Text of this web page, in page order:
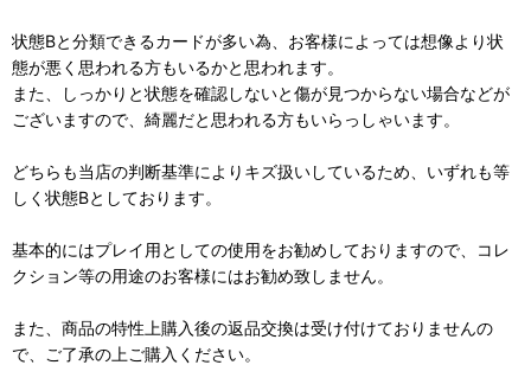
状態Bと分類できるカードが多い為、お客様によっては想像より状
態が悪く思われる方もいるかと思われます。
また、しっかりと状態を確認しないと傷が見つからない場合などが
ございますので、綺麗だと思われる方もいらっしゃいます。
どちらも当店の判断基準によりキズ扱いしているため、いずれも等
しく状態Bとしております。
基本的にはプレイ用としての使用をお勧めしておりますので、コレ
クション等の用途のお客様にはお勧め致しません。
また、商品の特性上購入後の返品交換は受け付けておりませんの
で、ご了承の上ご購入ください。